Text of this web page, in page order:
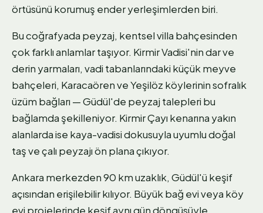
örtüsünü korumuş ender yerleşimlerden biri.
Bu coğrafyada peyzaj, kentsel villa bahçesinden
çok farklı anlamlar taşıyor. Kirmir Vadisi'nin dar ve
derin yarmaları, vadi tabanlarındaki küçük meyve
bahçeleri, Karacaören ve Yeşilöz köylerinin sofralık
üzüm bağları — Güdül'de peyzaj talepleri bu
bağlamda şekilleniyor. Kirmir Çayı kenarına yakın
alanlarda ise kaya-vadisi dokusuyla uyumlu doğal
taş ve çalı peyzajı ön plana çıkıyor.
Ankara merkezden 90 km uzaklık, Güdül'ü keşif
açısından erişilebilir kılıyor. Büyük bağ evi veya köy
evi projelerinde keşif aynı gün döngüsüyle